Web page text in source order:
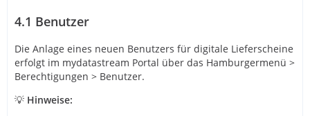
4.1 Benutzer
Die Anlage eines neuen Benutzers für digitale Lieferscheine
erfolgt im mydatastream Portal über das Hamburgermenü >
Berechtigungen > Benutzer.
💡 Hinweise: